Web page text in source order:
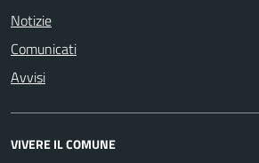
Notizie
Comunicati
Avvisi
VIVERE IL COMUNE